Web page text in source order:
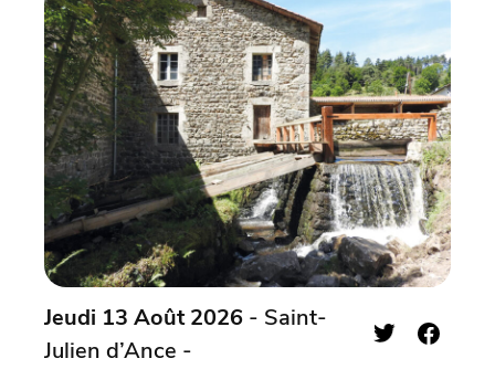
Jeudi 13 Août 2026 - Saint-
Julien d’Ance -